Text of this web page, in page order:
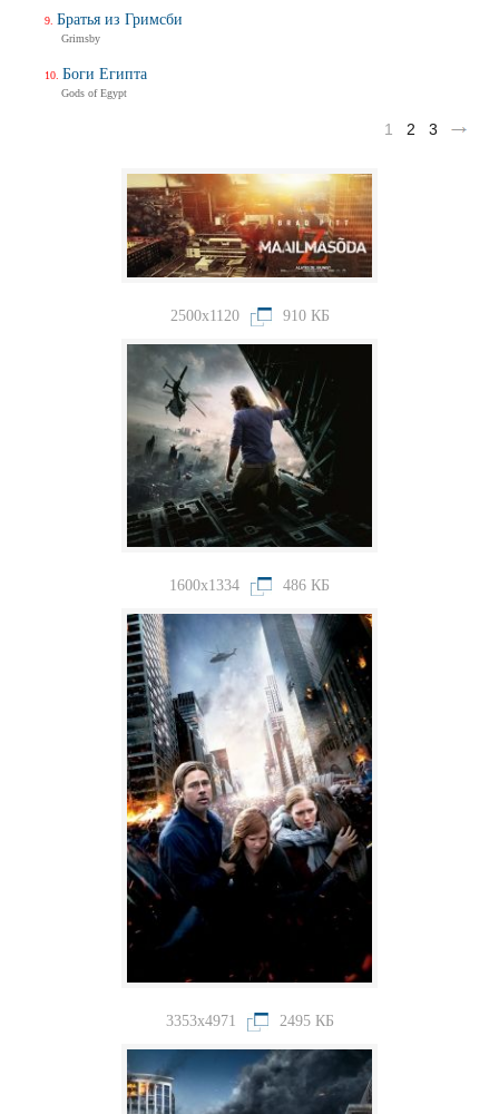
1 2 3
2500x1120 910 КБ
1600x1334 486 КБ
3353x4971 2495 КБ
Братья из Гримсби
Grimsby
Боги Египта
Gods of Egypt